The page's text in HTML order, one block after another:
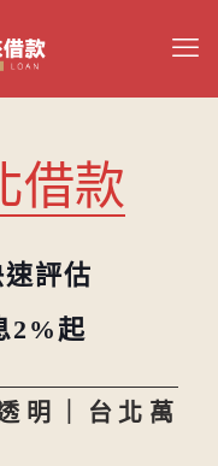
借款
評估
2%起
明｜台北萬